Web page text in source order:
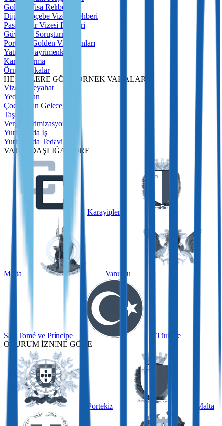
Golden Visa Rehberi
Dijital Göçebe Vizesi Rehberi
Pasif Gelir Vizesi Rehberi
Güvenlik Soruşturması
Portekiz Golden Visa Fonları
Yatırım Gayrimenkulleri
Karşılaştırma
Örnek Vakalar
HEDEFLERE GÖRE ÖRNEK VAKALAR
Vizesiz Seyahat
Yedek Plan
Çocukların Geleceği
Taşınma
Vergi Optimizasyonu
Yurtdışında İş
Yurtdışında Tedavi
VATANDAŞLIĞA GÖRE
Karayipler
Malta Vanuatu
São Tomé ve Príncipe
Türkiye
OTURUM İZNİNE GÖRE
Portekiz Malta